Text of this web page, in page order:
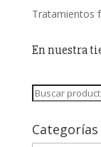
Tratamientos
En nuestra